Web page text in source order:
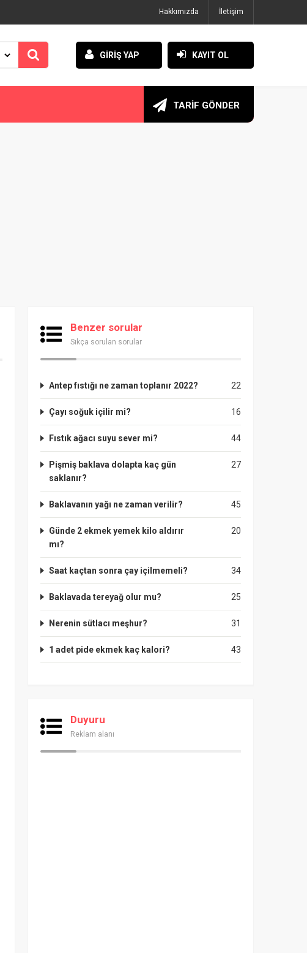
Hakkımızda İletişim
GİRİŞ YAP KAYIT OL
TARİF GÖNDER
Benzer sorular
Sıkça sorulan sorular
22
Antep fıstığı ne zaman toplanır 2022?
16
Çayı soğuk içilir mi?
44
Fıstık ağacı suyu sever mi?
27
Pişmiş baklava dolapta kaç gün
saklanır?
45
Baklavanın yağı ne zaman verilir?
20
Günde 2 ekmek yemek kilo aldırır
mı?
34
Saat kaçtan sonra çay içilmemeli?
25
Baklavada tereyağ olur mu?
31
Nerenin sütlacı meşhur?
43
1 adet pide ekmek kaç kalori?
Duyuru
Reklam alanı